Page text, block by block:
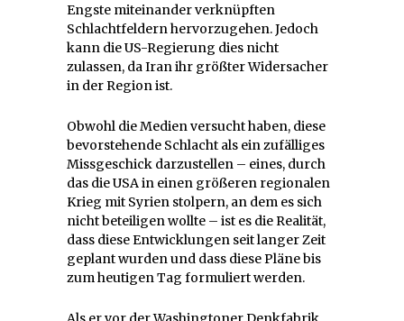
Engste miteinander verknüpften
Schlachtfeldern hervorzugehen. Jedoch
kann die US-Regierung dies nicht
zulassen, da Iran ihr größter Widersacher
in der Region ist.
Obwohl die Medien versucht haben, diese
bevorstehende Schlacht als ein zufälliges
Missgeschick darzustellen – eines, durch
das die USA in einen größeren regionalen
Krieg mit Syrien stolpern, an dem es sich
nicht beteiligen wollte – ist es die Realität,
dass diese Entwicklungen seit langer Zeit
geplant wurden und dass diese Pläne bis
zum heutigen Tag formuliert werden.